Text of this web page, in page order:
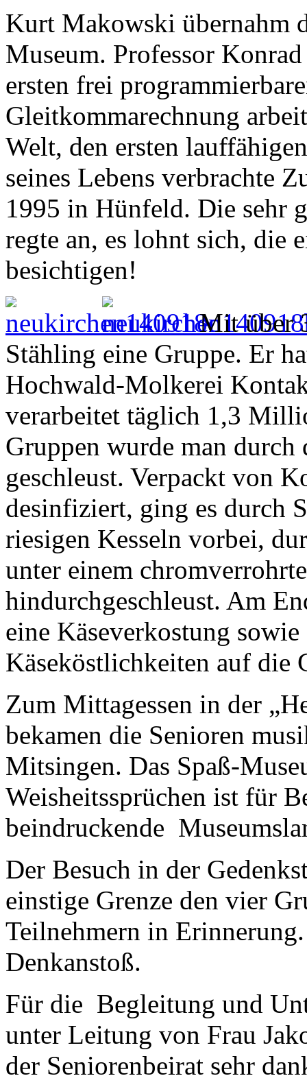
Kurt Makowski übernahm
Museum. Professor
ersten frei
Gleitkommarechnung
Welt, den ersten
seines Lebens verbrachte
1995 in Hünfeld. Die sehr
regte an, es lohnt sich, die
besichtigen!
Mit über
Stähling eine Gruppe. Er
Hochwald-Molkerei
verarbeitet täglich 1,3
Gruppen wurde man durch
geschleust. Verpackt von
desinfiziert, ging es durch
riesigen Kesseln vorbei,
unter einem
hindurchgeschleust. Am
eine Käseverkostung
Käseköstlichkeiten auf die
Zum Mittagessen in der
bekamen die Senioren
Mitsingen. Das Spaß-
Weisheitssprüchen ist für
beindruckende
Der Besuch in der
einstige Grenze den vier
Teilnehmern in
Denkanstoß.
Für die Begleitung und
unter Leitung von Frau
der Seniorenbeirat sehr